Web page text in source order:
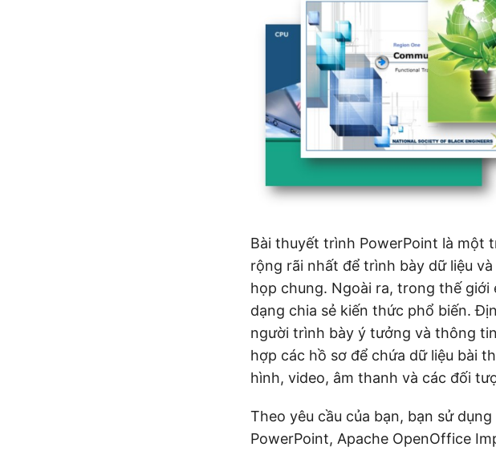
Bài thuyết trình PowerPoint là một
rộng rãi nhất để trình bày dữ liệu
họp chung. Ngoài ra, trong thế
dạng chia sẻ kiến thức phổ biến.
người trình bày ý tưởng và thông
hợp các hồ sơ để chứa dữ liệu bài
hình, video, âm thanh và các đối
Theo yêu cầu của bạn, bạn sử
PowerPoint, Apache OpenOffice